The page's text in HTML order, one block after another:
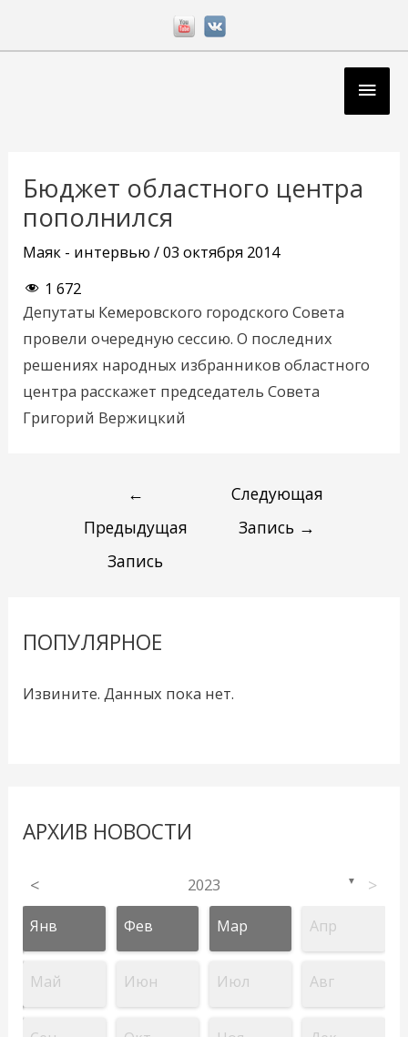
Бюджет областного центра
пополнился
Маяк - интервью /03 октября 2014
1 672
Депутаты Кемеровского городского Совета
провели очередную сессию. О последних
решениях народных избранников областного
центра расскажет председатель Совета
Григорий Вержицкий
записям
←
Предыдущая
Запись
Следующая
Запись →
ПОПУЛЯРНОЕ
Извините. Данных пока нет.
АРХИВ НОВОСТИ
< 2023 ▼ >
Янв Фев Мар Апр
Май Июн Июл Авг